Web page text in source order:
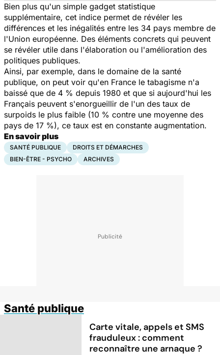
Bien plus qu'un simple gadget statistique
supplémentaire, cet indice permet de révéler les
différences et les inégalités entre les 34 pays membre de
l'Union européenne. Des éléments concrets qui peuvent
se révéler utile dans l'élaboration ou l'amélioration des
politiques publiques.
Ainsi, par exemple, dans le domaine de la santé
publique, on peut voir qu'en France le tabagisme n'a
baissé que de 4 % depuis 1980 et que si aujourd'hui les
Français peuvent s'enorgueillir de l'un des taux de
surpoids le plus faible (10 % contre une moyenne des
pays de 17 %), ce taux est en constante augmentation.
En savoir plus
SANTÉ PUBLIQUE
DROITS ET DÉMARCHES
BIEN-ÊTRE - PSYCHO
ARCHIVES
Santé publique
Carte vitale, appels et SMS
frauduleux : comment
reconnaître une arnaque ?